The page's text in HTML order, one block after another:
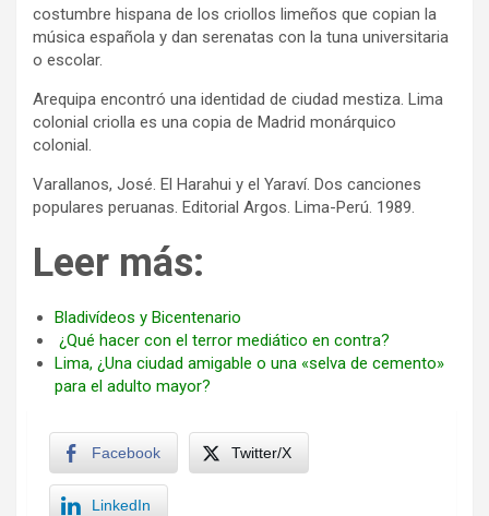
costumbre hispana de los criollos limeños que copian la
música española y dan serenatas con la tuna universitaria
o escolar.
Arequipa encontró una identidad de ciudad mestiza. Lima
colonial criolla es una copia de Madrid monárquico
colonial.
Varallanos, José. El Harahui y el Yaraví. Dos canciones
populares peruanas. Editorial Argos. Lima-Perú. 1989.
Leer más:
Bladivídeos y Bicentenario
¿Qué hacer con el terror mediático en contra?
Lima, ¿Una ciudad amigable o una «selva de cemento»
para el adulto mayor?
Facebook Twitter/X
LinkedIn